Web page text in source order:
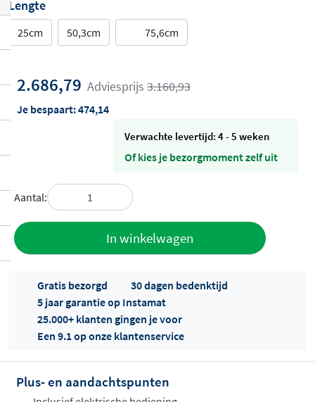
Lengte
25cm 50,3cm 75,6cm
2.686,79 Adviesprijs 3.160,93
Je bespaart:474,14
Verwachte levertijd: 4 - 5 weken
Of kies je bezorgmoment zelf uit
Aantal:
In winkelwagen
Offertes
Gratis bezorgd
30 dagen bedenktijd
5 jaar garantie op Instamat
25.000+ klanten gingen je voor
Een 9.1 op onze klantenservice
Plus- en aandachtspunten